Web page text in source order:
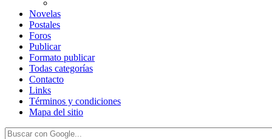
Novelas
Postales
Foros
Publicar
Formato publicar
Todas categorías
Contacto
Links
Términos y condiciones
Mapa del sitio